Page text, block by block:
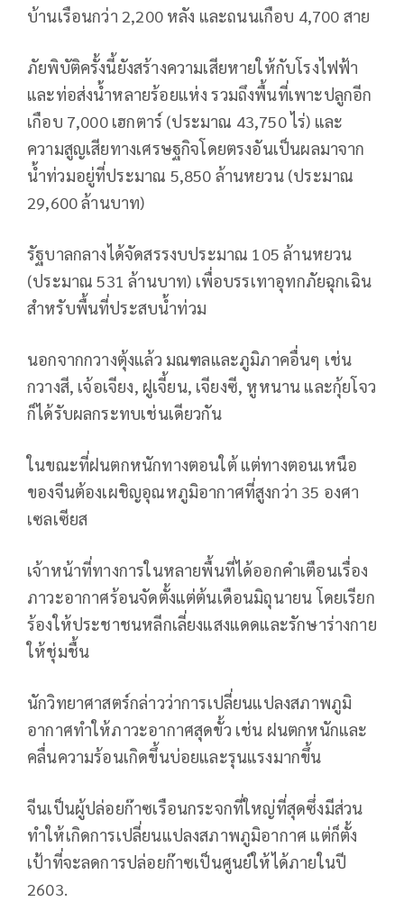
บ้านเรือนกว่า 2,200 หลัง และถนนเกือบ 4,700 สาย
ภัยพิบัติครั้งนี้ยังสร้างความเสียหายให้กับโรงไฟฟ้า
และท่อส่งน้ำหลายร้อยแห่ง รวมถึงพื้นที่เพาะปลูกอีก
เกือบ 7,000 เฮกตาร์ (ประมาณ 43,750 ไร่) และ
ความสูญเสียทางเศรษฐกิจโดยตรงอันเป็นผลมาจาก
น้ำท่วมอยู่ที่ประมาณ 5,850 ล้านหยวน (ประมาณ
29,600 ล้านบาท)
รัฐบาลกลางได้จัดสรรงบประมาณ 105 ล้านหยวน
(ประมาณ 531 ล้านบาท) เพื่อบรรเทาอุทกภัยฉุกเฉิน
สำหรับพื้นที่ประสบน้ำท่วม
นอกจากกวางตุ้งแล้ว มณฑลและภูมิภาคอื่นๆ เช่น
กวางสี, เจ้อเจียง, ฝูเจี้ยน, เจียงซี, หูหนาน และกุ้ยโจว
ก็ได้รับผลกระทบเช่นเดียวกัน
ในขณะที่ฝนตกหนักทางตอนใต้ แต่ทางตอนเหนือ
ของจีนต้องเผชิญอุณหภูมิอากาศที่สูงกว่า 35 องศา
เซลเซียส
เจ้าหน้าที่ทางการในหลายพื้นที่ได้ออกคำเตือนเรื่อง
ภาวะอากาศร้อนจัดตั้งแต่ต้นเดือนมิถุนายน โดยเรียก
ร้องให้ประชาชนหลีกเลี่ยงแสงแดดและรักษาร่างกาย
ให้ชุ่มชื้น
นักวิทยาศาสตร์กล่าวว่าการเปลี่ยนแปลงสภาพภูมิ
อากาศทำให้ภาวะอากาศสุดขั้ว เช่น ฝนตกหนักและ
คลื่นความร้อนเกิดขึ้นบ่อยและรุนแรงมากขึ้น
จีนเป็นผู้ปล่อยก๊าซเรือนกระจกที่ใหญ่ที่สุดซึ่งมีส่วน
ทำให้เกิดการเปลี่ยนแปลงสภาพภูมิอากาศ แต่ก็ตั้ง
เป้าที่จะลดการปล่อยก๊าซเป็นศูนย์ให้ได้ภายในปี
2603.